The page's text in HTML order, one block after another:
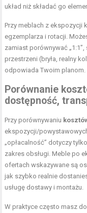
układ niż składać go
Przy meblach z ekspozycji
egzemplarza i rotacji.
zamiast porównywać
przestrzeni (bryła, realny
odpowiada Twoim planom.
Porównanie
dostępność,
Przy porównywaniu
ekspozycji/
„opłacalność” dotyczy
zakres obsługi. Meble po
ofertach wskazywane są
jak szybko realnie
usługę dostawy i montażu.
W praktyce często masz